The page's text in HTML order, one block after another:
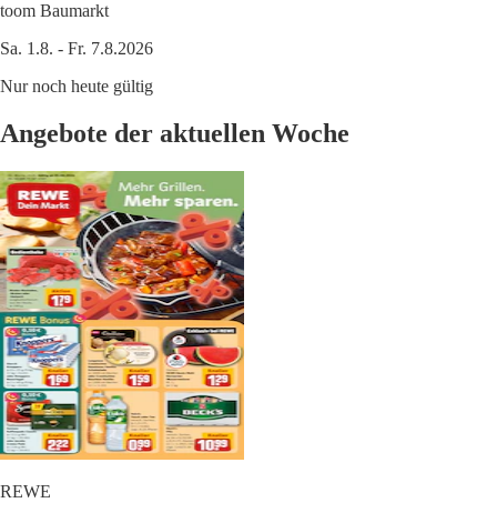
toom Baumarkt
Sa. 1.8. - Fr. 7.8.2026
Nur noch heute gültig
Angebote der aktuellen Woche
REWE